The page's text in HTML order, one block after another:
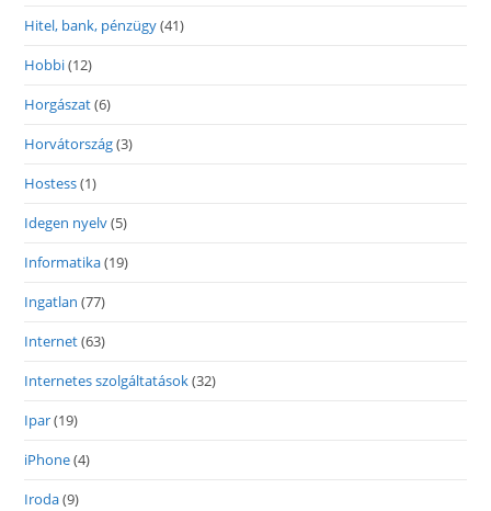
Hitel, bank, pénzügy(41)
Hobbi(12)
Horgászat(6)
Horvátország(3)
Hostess(1)
Idegen nyelv(5)
Informatika(19)
Ingatlan (77)
Internet(63)
Internetes szolgáltatások(32)
Ipar(19)
iPhone(4)
Iroda(9)